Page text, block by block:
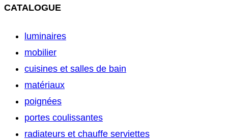
CATALOGUE
luminaires
mobilier
cuisines et salles de bain
matériaux
poignées
portes coulissantes
radiateurs et chauffe serviettes